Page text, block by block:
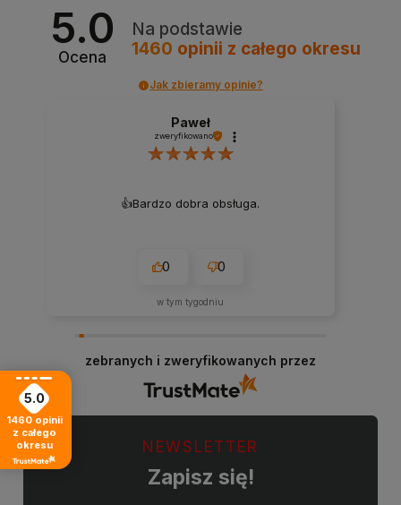
5.0
Ocena
Na podstawie
1460 opinii z całego okresu
Jak zbieramy opinie?
Paweł
zweryfikowano
👍️Bardzo dobra obsługa.
0 0
w tym tygodniu
zebranych i zweryfikowanych przez
NEWSLETTER
Zapisz się!
5.0
1460 opinii
z całego
okresu